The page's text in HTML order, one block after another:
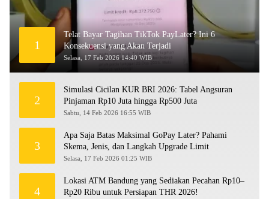
1
Telat Bayar Tagihan TikTok PayLater? Ini 6
Konsekuensi yang Akan Terjadi
Selasa, 17 Feb 2026 14:40 WIB
2
Simulasi Cicilan KUR BRI 2026: Tabel Angsuran
Pinjaman Rp10 Juta hingga Rp500 Juta
Sabtu, 14 Feb 2026 16:55 WIB
3
Apa Saja Batas Maksimal GoPay Later? Pahami
Skema, Jenis, dan Langkah Upgrade Limit
Selasa, 17 Feb 2026 01:25 WIB
4
Lokasi ATM Bandung yang Sediakan Pecahan Rp10–
Rp20 Ribu untuk Persiapan THR 2026!